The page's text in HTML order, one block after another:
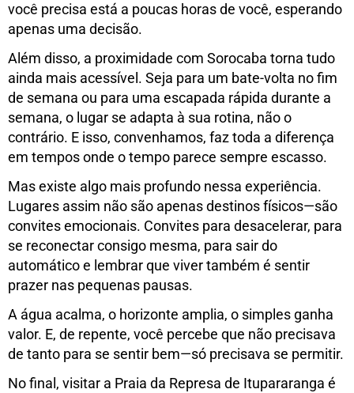
você precisa está a poucas horas de você, esperando
apenas uma decisão.
Além disso, a proximidade com Sorocaba torna tudo
ainda mais acessível. Seja para um bate-volta no fim
de semana ou para uma escapada rápida durante a
semana, o lugar se adapta à sua rotina, não o
contrário. E isso, convenhamos, faz toda a diferença
em tempos onde o tempo parece sempre escasso.
Mas existe algo mais profundo nessa experiência.
Lugares assim não são apenas destinos físicos—são
convites emocionais. Convites para desacelerar, para
se reconectar consigo mesma, para sair do
automático e lembrar que viver também é sentir
prazer nas pequenas pausas.
A água acalma, o horizonte amplia, o simples ganha
valor. E, de repente, você percebe que não precisava
de tanto para se sentir bem—só precisava se permitir.
No final, visitar a Praia da Represa de Itupararanga é